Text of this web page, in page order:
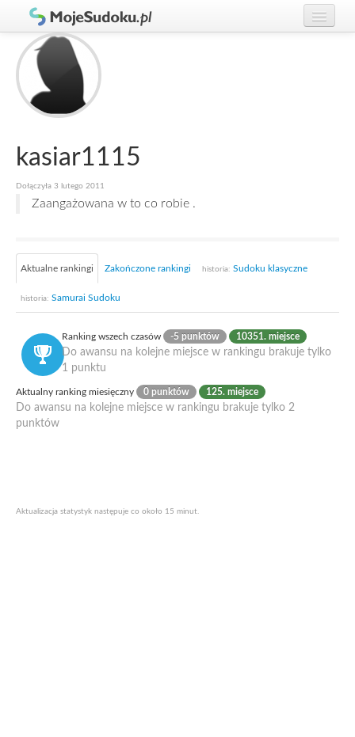
Graj w Sudoku!
Zasady Sudoku
Rankingi
Gracze
kasiar1115
Dołączyła 3 lutego 2011
Zaangażowana w to co robie .
Aktualne rankingi Zakończone rankingi historia: Sudoku klasyczne
historia: Samurai Sudoku
Ranking wszech czasów -5 punktów 10351. miejsce
Do awansu na kolejne miejsce w rankingu brakuje tylko
1 punktu
Aktualny ranking miesięczny 0 punktów 125. miejsce
Do awansu na kolejne miejsce w rankingu brakuje tylko 2
punktów
Aktualizacja statystyk następuje co około 15 minut.